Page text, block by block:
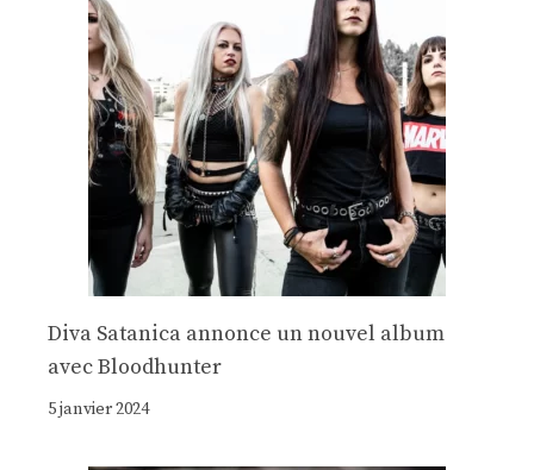
Diva Satanica annonce un nouvel album
avec Bloodhunter
5 janvier 2024